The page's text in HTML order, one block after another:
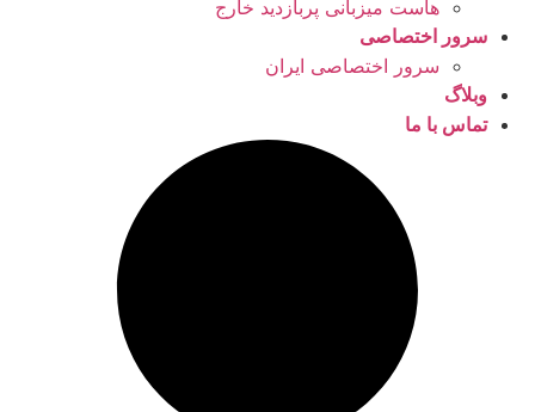
هاست میزبانی پربازدید خارج
سرور اختصاصی
سرور اختصاصی ایران
وبلاگ
تماس با ما